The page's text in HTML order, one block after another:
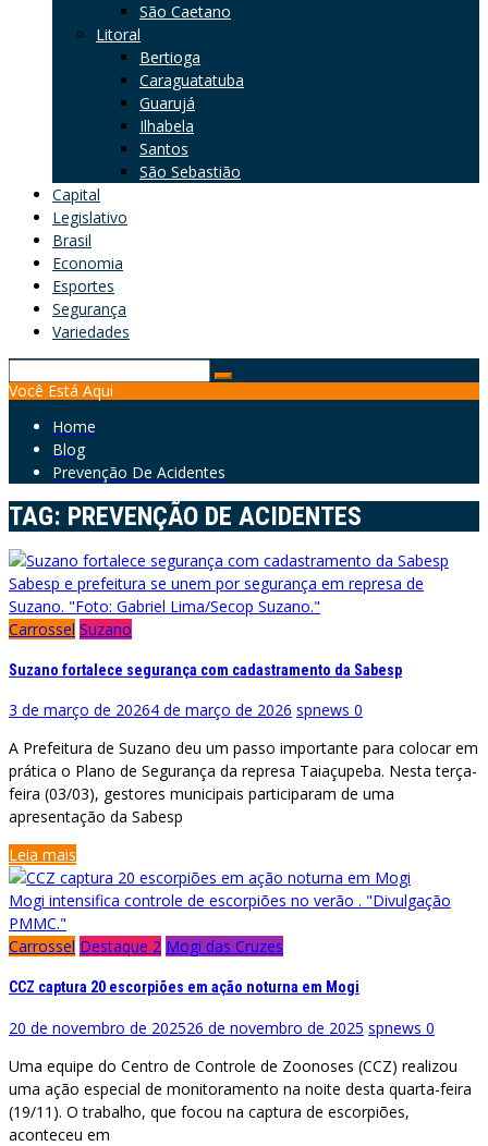
São Caetano
Litoral
Bertioga
Caraguatatuba
Guarujá
Ilhabela
Santos
São Sebastião
Capital
Legislativo
Brasil
Economia
Esportes
Segurança
Variedades
for:
Você Está Aqui
Home
Blog
Prevenção De Acidentes
TAG: PREVENÇÃO DE ACIDENTES
Sabesp e prefeitura se unem por segurança em represa de
Suzano. "Foto: Gabriel Lima/Secop Suzano."
Carrossel Suzano
Suzano fortalece segurança com cadastramento da Sabesp
3 de março de 20264 de março de 2026 spnews 0
A Prefeitura de Suzano deu um passo importante para colocar em
prática o Plano de Segurança da represa Taiaçupeba. Nesta terça-
feira (03/03), gestores municipais participaram de uma
apresentação da Sabesp
Leia mais
Mogi intensifica controle de escorpiões no verão . "Divulgação
PMMC."
Carrossel Destaque 2 Mogi das Cruzes
CCZ captura 20 escorpiões em ação noturna em Mogi
20 de novembro de 202526 de novembro de 2025 spnews 0
Uma equipe do Centro de Controle de Zoonoses (CCZ) realizou
uma ação especial de monitoramento na noite desta quarta-feira
(19/11). O trabalho, que focou na captura de escorpiões,
aconteceu em